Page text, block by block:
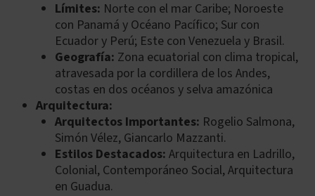
Límites: Norte con el mar Caribe; Noroeste
con Panamá y Océano Pacífico; Sur con
Ecuador y Perú; Este con Venezuela y Brasil.
Geografía: Zona ecuatorial con clima tropical,
atravesada por la cordillera de los Andes,
costas en dos océanos y selva amazónica
Arquitectura:
Arquitectos Importantes: Rogelio Salmona,
Simón Vélez, Giancarlo Mazzanti.
Estilos Destacados: Arquitectura en Ladrillo,
Colonial, Contemporáneo Social, Arquitectura
en Guadua.